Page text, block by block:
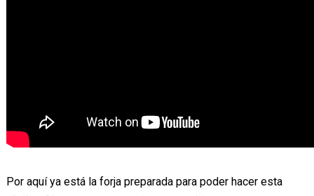
Por aquí ya está la forja preparada para poder hacer esta